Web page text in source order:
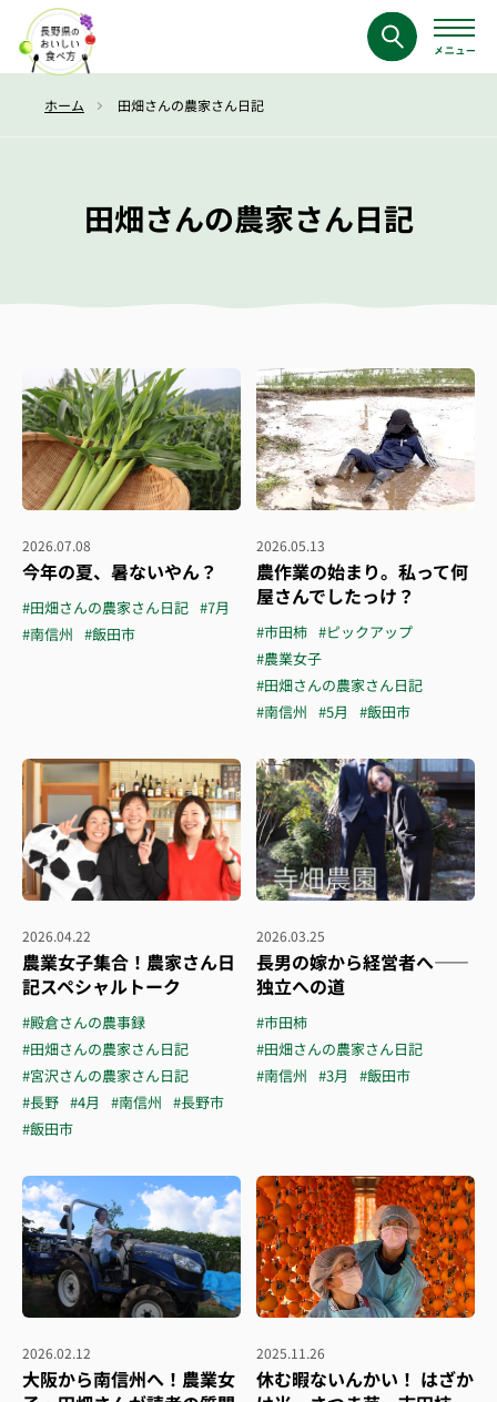
ホーム 田畑さんの農家さん日記
田畑さんの農家さん日記
2026.07.08
今年の夏、暑ないやん？
#田畑さんの農家さん日記 #7月
#南信州 #飯田市
2026.05.13
農作業の始まり。私って何
屋さんでしたっけ？
#市田柿 #ピックアップ
#農業女子
#田畑さんの農家さん日記
#南信州 #5月 #飯田市
2026.04.22
農業女子集合！農家さん日
記スペシャルトーク
#殿倉さんの農事録
#田畑さんの農家さん日記
#宮沢さんの農家さん日記
#長野 #4月 #南信州 #長野市
#飯田市
2026.03.25
長男の嫁から経営者へ——
独立への道
#市田柿
#田畑さんの農家さん日記
#南信州 #3月 #飯田市
2026.02.12
大阪から南信州へ！農業女
2025.11.26
休む暇ないんかい！ はざか